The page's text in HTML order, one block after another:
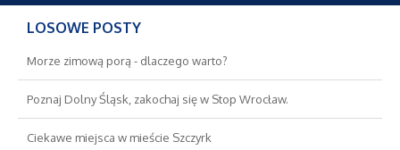
Ekologia
Banki, Przelewy, Waluty, Kantory
LOSOWE POSTY
Morze zimową porą - dlaczego warto?
Poznaj Dolny Śląsk, zakochaj się w Stop Wrocław.
Ciekawe miejsca w mieście Szczyrk